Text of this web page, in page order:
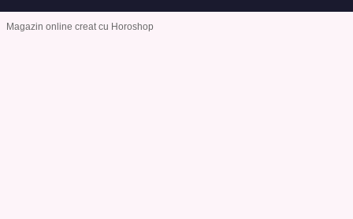
Magazin online creat cu Horoshop